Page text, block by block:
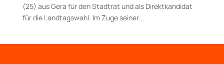
(25) aus Gera für den Stadtrat und als Direktkandidat
für die Landtagswahl. Im Zuge seiner...